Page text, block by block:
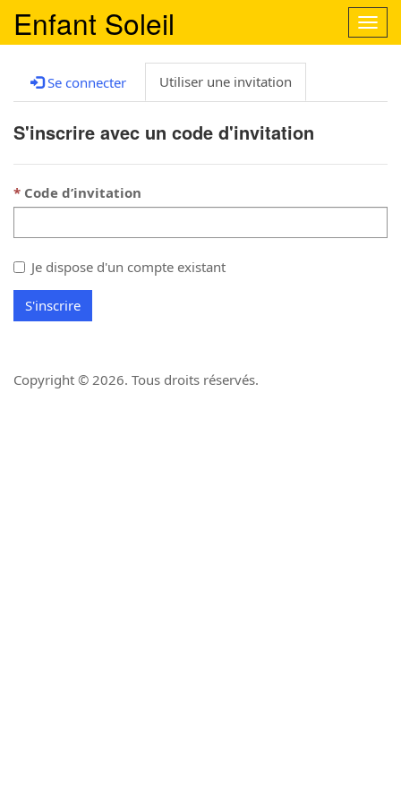
Enfant Soleil
la
Se connecter
Utiliser une invitation
S'inscrire avec un code d'invitation
Code d’invitation
Je dispose d'un compte existant
S'inscrire
Copyright © 2026. Tous droits réservés.